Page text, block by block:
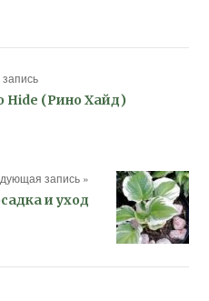
Hide (Рино Хайд)
запись »
и уход